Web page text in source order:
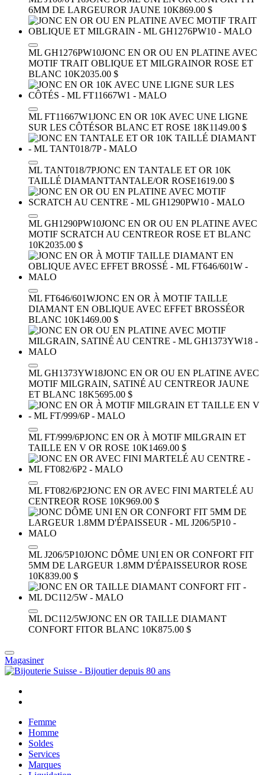
6MM DE LARGEUROR JAUNE 10K869.00 $
ML GH1276PW10JONC EN OR OU EN PLATINE AVEC
MOTIF TRAIT OBLIQUE ET MILGRAINOR ROSE ET
BLANC 10K2035.00 $
ML FT11667W1JONC EN OR 10K AVEC UNE LIGNE
SUR LES CÔTÉSOR BLANC ET ROSE 18K1149.00 $
ML TANT018/7PJONC EN TANTALE ET OR 10K
TAILLÉ DIAMANTTANTALE/OR ROSE1619.00 $
ML GH1290PW10JONC EN OR OU EN PLATINE AVEC
MOTIF SCRATCH AU CENTREOR ROSE ET BLANC
10K2035.00 $
ML FT646/601WJONC EN OR À MOTIF TAILLE
DIAMANT EN OBLIQUE AVEC EFFET BROSSÉOR
BLANC 10K1469.00 $
ML GH1373YW18JONC EN OR OU EN PLATINE AVEC
MOTIF MILGRAIN, SATINÉ AU CENTREOR JAUNE
ET BLANC 18K5695.00 $
ML FT/999/6PJONC EN OR À MOTIF MILGRAIN ET
TAILLE EN V OR ROSE 10K1469.00 $
ML FT082/6P2JONC EN OR AVEC FINI MARTELÉ AU
CENTREOR ROSE 10K969.00 $
ML J206/5P10JONC DÔME UNI EN OR CONFORT FIT
5MM DE LARGEUR 1.8MM D'ÉPAISSEUROR ROSE
10K839.00 $
ML DC112/5WJONC EN OR TAILLE DIAMANT
CONFORT FITOR BLANC 10K875.00 $
Magasiner
Femme
Homme
Soldes
Services
Marques